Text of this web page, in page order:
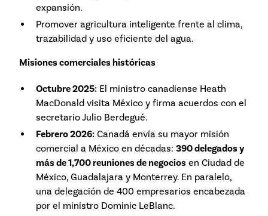
expansión.
Promover agricultura inteligente frente al clima,
trazabilidad y uso eficiente del agua.
Misiones comerciales históricas
Octubre 2025: El ministro canadiense Heath
MacDonald visita México y firma acuerdos con el
secretario Julio Berdegué.
Febrero 2026: Canadá envía su mayor misión
comercial a México en décadas: 390 delegados y
más de 1,700 reuniones de negocios en Ciudad de
México, Guadalajara y Monterrey. En paralelo,
una delegación de 400 empresarios encabezada
por el ministro Dominic LeBlanc.